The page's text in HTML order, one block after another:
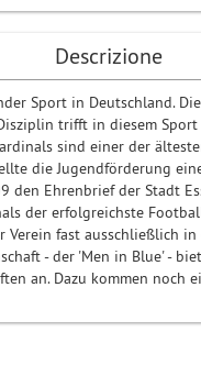
Descrizione
Sport in Deutschland.
trifft in diesem
sind einer der
die Jugendförderung
den Ehrenbrief der Stadt
der erfolgreichste
Verein fast ausschließlich
- der 'Men in Blue' -
an. Dazu kommen noch